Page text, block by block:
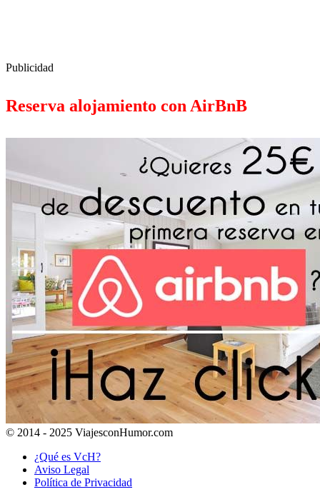
Publicidad
Reserva alojamiento con AirBnB
© 2014 - 2025 ViajesconHumor.com
¿Qué es VcH?
Aviso Legal
Política de Privacidad